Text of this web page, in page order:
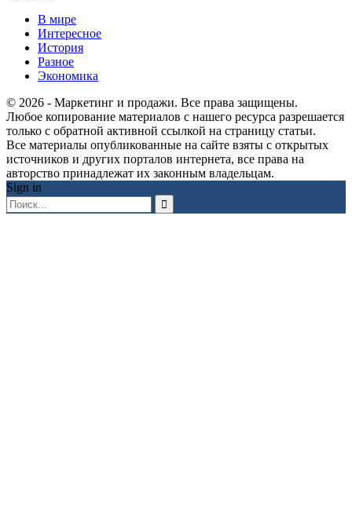
В мире
Интересное
История
Разное
Экономика
© 2026 - Маркетинг и продажи. Все права защищены.
Любое копирование материалов с нашего ресурса разрешается
только с обратной активной ссылкой на страницу статьи.
Все материалы опубликованные на сайте взяты с открытых
источников и других порталов интернета, все права на
авторство принадлежат их законным владельцам.
Sign in